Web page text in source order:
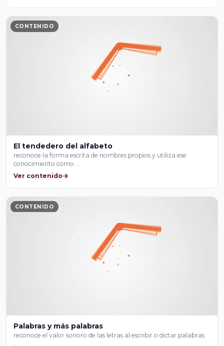
CONTENIDO
El tendedero del alfabeto
reconoce la forma escrita de nombres propios y utiliza ese
conocimiento como …
Ver contenido
CONTENIDO
Palabras y más palabras
reconoce el valor sonoro de las letras al escribir o dictar palabras
…